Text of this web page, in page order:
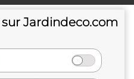
Jardindeco.com